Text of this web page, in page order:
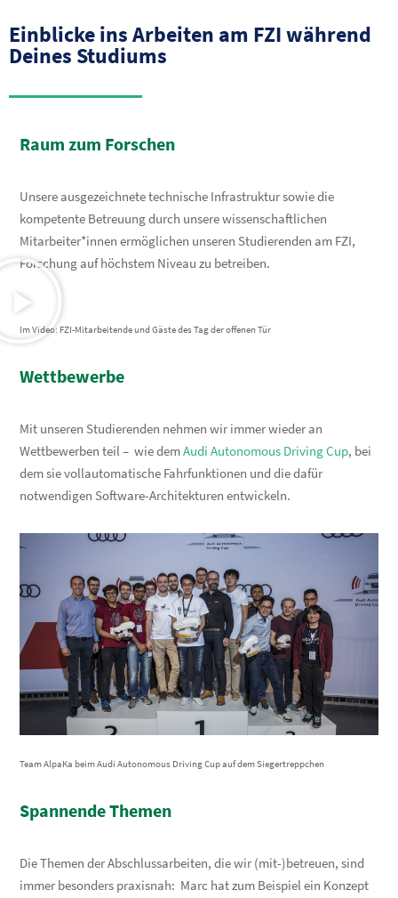
Einblicke ins Arbeiten am FZI während
Deines Studiums
Raum zum Forschen
Unsere ausgezeichnete technische Infrastruktur sowie die
kompetente Betreuung durch unsere wissenschaftlichen
Mitarbeiter*innen ermöglichen unseren Studierenden am FZI,
Forschung auf höchstem Niveau zu betreiben.
Im Video: FZI-Mitarbeitende und Gäste des Tag der offenen Tür
Wettbewerbe
Mit unseren Studierenden nehmen wir immer wieder an
Wettbewerben teil – wie demAudi Autonomous Driving Cup, bei
dem sie vollautomatische Fahrfunktionen und die dafür
notwendigen Software-Architekturen entwickeln.
Team AlpaKa beim Audi Autonomous Driving Cup auf dem Siegertreppchen
Spannende Themen
Die Themen der Abschlussarbeiten, die wir (mit-)betreuen, sind
immer besonders praxisnah: Marc hat zum Beispiel ein Konzept